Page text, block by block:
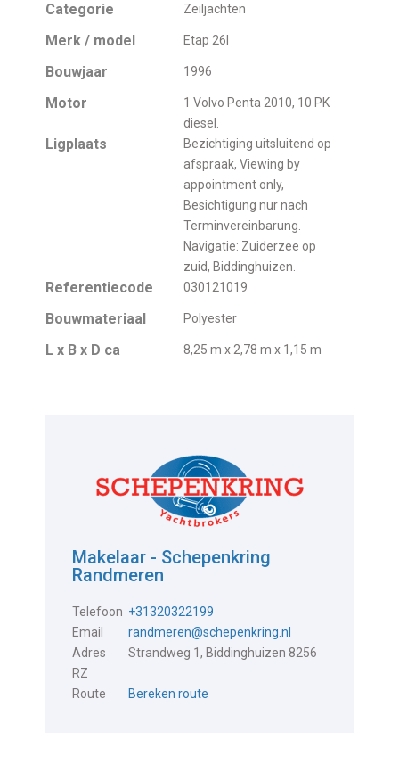
Categorie
Zeiljachten
Merk / model Etap 26I
Bouwjaar 1996
Motor
1 Volvo Penta 2010, 10 PK
diesel.
Ligplaats
Bezichtiging uitsluitend op
afspraak, Viewing by
appointment only,
Besichtigung nur nach
Terminvereinbarung.
Navigatie: Zuiderzee op
zuid, Biddinghuizen.
Referentiecode 030121019
Bouwmateriaal Polyester
L x B x D ca 8,25 m x 2,78 m x 1,15 m
Makelaar - Schepenkring
Randmeren
Telefoon +31320322199
Email
randmeren@schepenkring.nl
Adres
Strandweg 1, Biddinghuizen 8256
RZ
Route
Bereken route